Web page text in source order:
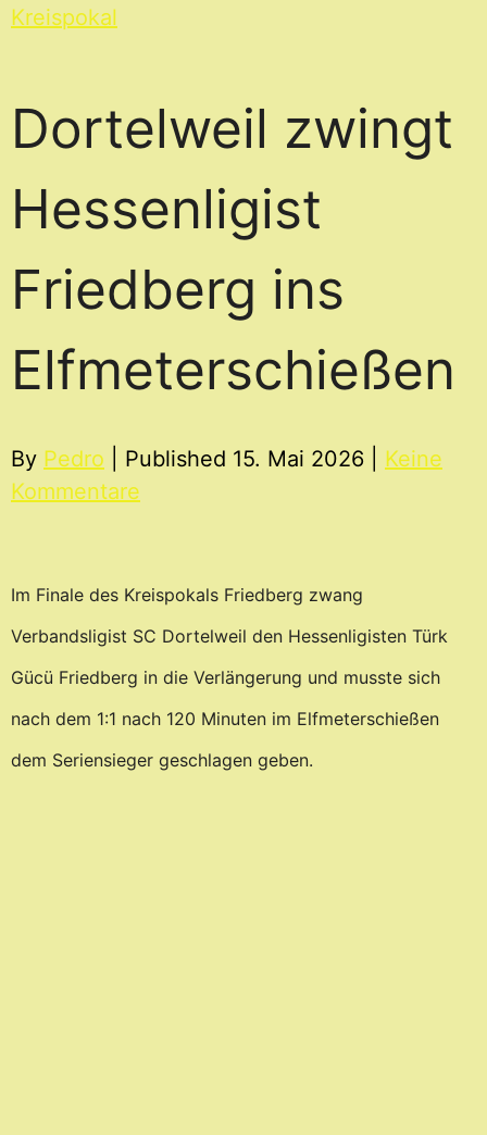
Skip
Kreispokal
Dortelweil zwingt
Hessenligist
Friedberg ins
Elfmeterschießen
By Pedro | Published 15. Mai 2026
Keine
Kommentare
Im Finale des Kreispokals Friedberg zwang
Verbandsligist SC Dortelweil den Hessenligisten Türk
Gücü Friedberg in die Verlängerung und musste sich
nach dem 1:1 nach 120 Minuten im Elfmeterschießen
dem Seriensieger geschlagen geben.